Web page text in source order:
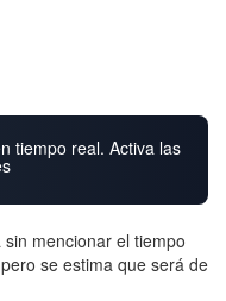
tiempo real. Activa las
mencionar el tiempo
se estima que será de